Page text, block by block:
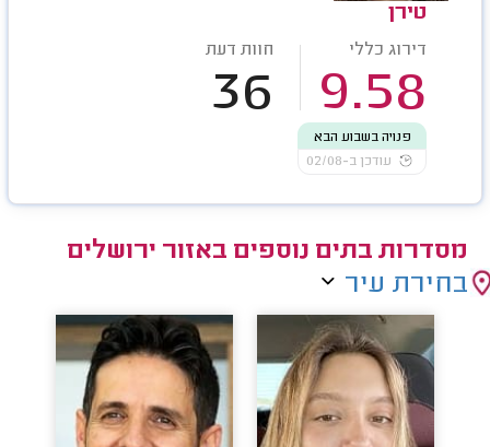
טירן
דירוג כללי
9.58
חוות דעת
36
פנויה בשבוע הבא
עודכן ב-02/08
מסדרות בתים נוספים באזור ירושלים
בחירת עיר